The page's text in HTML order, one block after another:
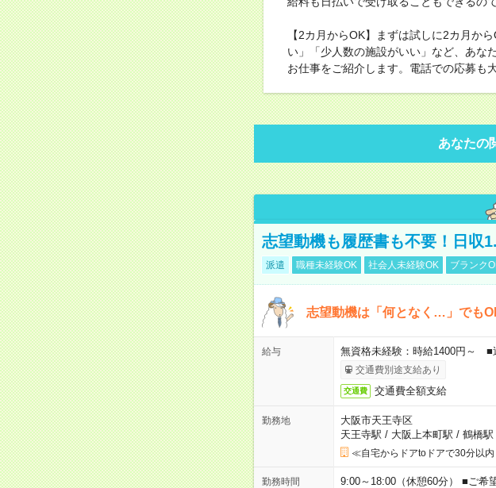
【2カ月からOK】まずは試しに2カ月か
い」「少人数の施設がいい」など、あな
お仕事をご紹介します。電話での応募も
あなたの
志望動機も履歴書も不要！日収
派遣 職種未経験OK 社会人未経験OK ブランク
志望動機は「何となく…」でも
給与 無資格未経験：時給1400円～
交通費別途支給あり
交通費 交通費全額支給
勤務地
大阪市天王寺区
天王寺駅 / 大阪上本町駅 / 鶴橋駅
≪自宅からドアtoドアで30分以
勤務時間
9:00～18:00（休憩60分） ■ご希